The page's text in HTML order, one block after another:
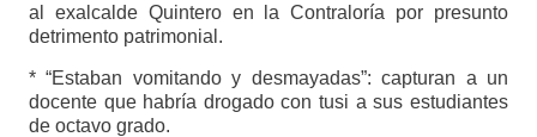
al exalcalde Quintero en la Contraloría por presunto
detrimento patrimonial.
* “Estaban vomitando y desmayadas”: capturan a un
docente que habría drogado con tusi a sus estudiantes
de octavo grado.